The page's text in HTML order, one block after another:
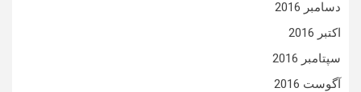
دسامبر 2016
اکتبر 2016
سپتامبر 2016
آگوست 2016